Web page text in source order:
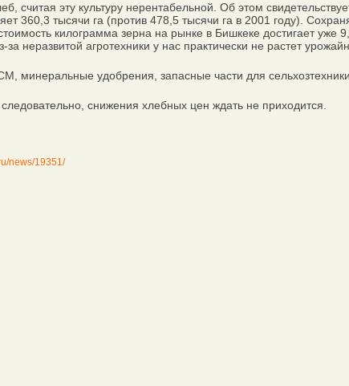
эту культуру нерентабельной. Об этом
360,3 тысячи га (против 478,5 тысячи га в 2001 году).
килограмма зерна на рынке в Бишкеке достигает уже
агротехники у нас практически не растет
удобрения, запасные части для сельхозтехники,
снижения хлебных цен ждать не приходится.
news/19351/